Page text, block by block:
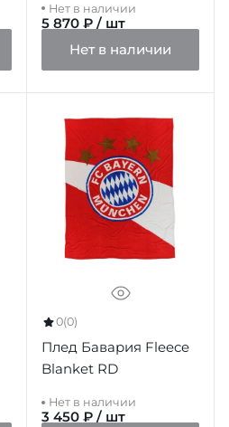
Нет в наличии
5 870 ₽ / шт
Нет в наличии
0(0)
Плед Бавария Fleece
Blanket RD
Нет в наличии
3 450 ₽ / шт